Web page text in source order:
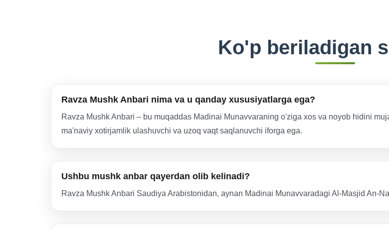
Ko'p beriladigan
Ravza Mushk Anbari nima va u qanday xususiyatlarga ega?
Ravza Mushk Anbari – bu muqaddas Madinai Munavvaraning o'ziga xos va noyob hidini
ma'naviy xotirjamlik ulashuvchi va uzoq vaqt saqlanuvchi iforga ega.
Ushbu mushk anbar qayerdan olib kelinadi?
Ravza Mushk Anbari Saudiya Arabistonidan, aynan Madinai Munavvaradagi Al-Masjid An-